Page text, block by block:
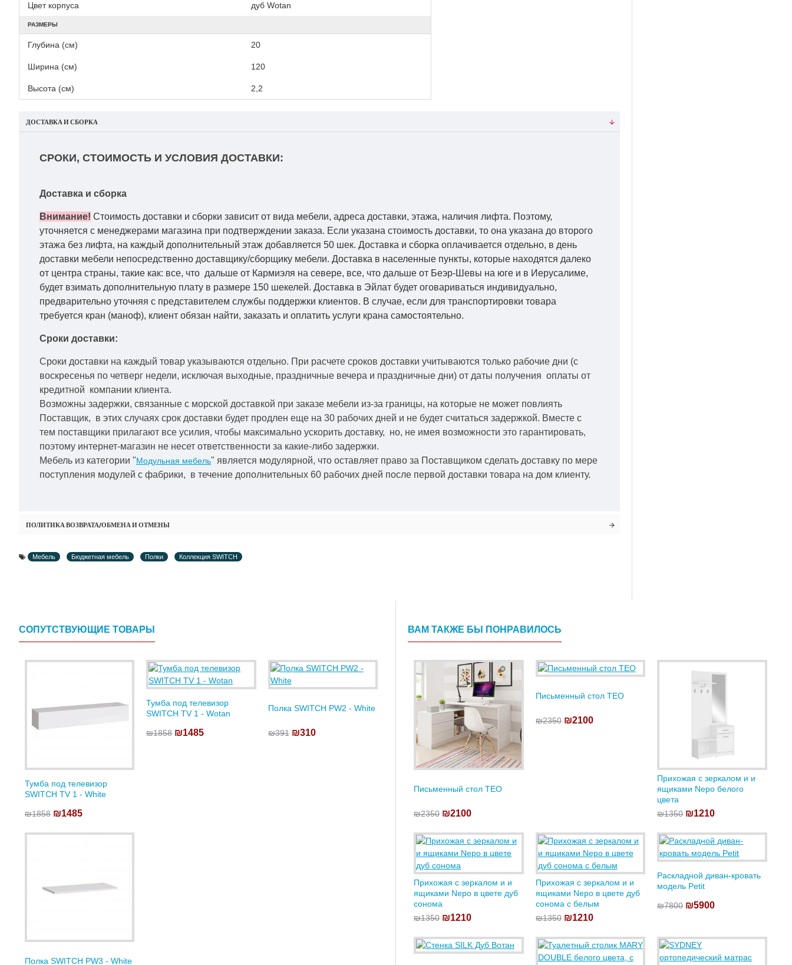
Цвет корпуса дуб Wotan
РАЗМЕРЫ
Глубина (см) 20
Ширина (см) 120
Высота (см) 2,2
ДОСТАВКА И СБОРКА
СРОКИ, СТОИМОСТЬ И УСЛОВИЯ ДОСТАВКИ:
Доставка и сборка
Внимание! Стоимость доставки и сборки зависит от вида мебели, адреса доставки, этажа, наличия лифта. Поэтому,
уточняется с менеджерами магазина при подтверждении заказа. Если указана стоимость доставки, то она указана до второго
этажа без лифта, на каждый дополнительный этаж добавляется 50 шек. Доставка и сборка оплачивается отдельно, в день
доставки мебели непосредственно доставщику/сборщику мебели. Доставка в населенные пункты, которые находятся далеко
от центра страны, такие как: все, что дальше от Кармиэля на севере, все, что дальше от Беэр-Шевы на юге и в Иерусалиме,
будет взимать дополнительную плату в размере 150 шекелей. Доставка в Эйлат будет оговариваться индивидуально,
предварительно уточняя с представителем службы поддержки клиентов. В случае, если для транспортировки товара
требуется кран (маноф), клиент обязан найти, заказать и оплатить услуги крана самостоятельно.
Сроки доставки:
Сроки доставки на каждый товар указываются отдельно. При расчете сроков доставки учитываются только рабочие дни (с
воскресенья по четверг недели, исключая выходные, праздничные вечера и праздничные дни) от даты получения оплаты от
кредитной компании клиента.
Возможны задержки, связанные с морской доставкой при заказе мебели из-за границы, на которые не может повлиять
Поставщик, в этих случаях срок доставки будет продлен еще на 30 рабочих дней и не будет считаться задержкой. Вместе с
тем поставщики прилагают все усилия, чтобы максимально ускорить доставку, но, не имея возможности это гарантировать,
поэтому интернет-магазин не несет ответственности за какие-либо задержки.
Мебель из категории "Модульная мебель" является модулярной, что оставляет право за Поставщиком сделать доставку по мере
поступления модулей с фабрики, в течение дополнительных 60 рабочих дней после первой доставки товара на дом клиенту.
ПОЛИТИКА ВОЗВРАТА/ОБМЕНА И ОТМЕНЫ
Мебель Бюджетная мебель Полки Коллекция SWITCH
СОПУТСТВУЮЩИЕ ТОВАРЫ
Тумба под телевизор
SWITCH TV 1 - White
₪1858 ₪1485
Тумба под телевизор
SWITCH TV 1 - Wotan
₪1858 ₪1485
Полка SWITCH PW2 - White
₪391 ₪310
Полка SWITCH PW3 - White
ВАМ ТАКЖЕ БЫ ПОНРАВИЛОСЬ
Письменный стол TEO
₪2350 ₪2100
Письменный стол TEO
₪2350 ₪2100
Прихожая с зеркалом и и
ящиками Nepo белого
цвета
₪1350 ₪1210
Прихожая с зеркалом и и
ящиками Nepo в цвете дуб
сонома
₪1350 ₪1210
Прихожая с зеркалом и и
ящиками Nepo в цвете дуб
сонома с белым
₪1350 ₪1210
Раскладной диван-кровать
модель Petit
₪7800 ₪5900